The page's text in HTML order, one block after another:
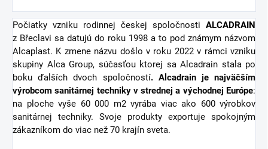
Počiatky vzniku rodinnej českej spoločnosti ALCADRAIN
z Břeclavi sa datujú do roku 1998 a to pod známym názvom
Alcaplast. K zmene názvu došlo v roku 2022 v rámci vzniku
skupiny Alca Group, súčasťou ktorej sa Alcadrain stala po
boku ďalších dvoch spoločností. Alcadrain je najväčším
výrobcom sanitárnej techniky v strednej a východnej Európe:
na ploche vyše 60 000 m2 vyrába viac ako 600 výrobkov
sanitárnej techniky. Svoje produkty exportuje spokojným
zákazníkom do viac než 70 krajín sveta.